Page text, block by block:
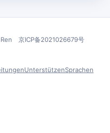
京ICP备2021026679号
UnterstützenSprachen